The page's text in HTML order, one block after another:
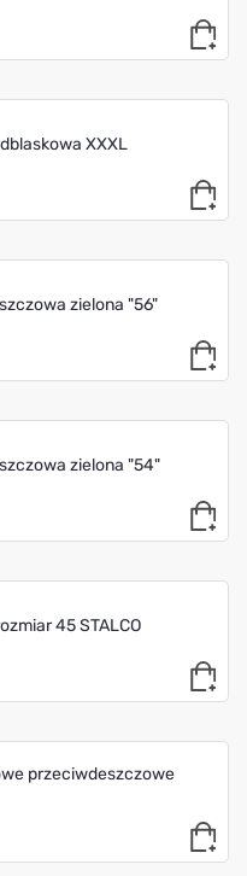
XXXL
zielona "56"
zielona "54"
45 STALCO
przeciwdeszczowe